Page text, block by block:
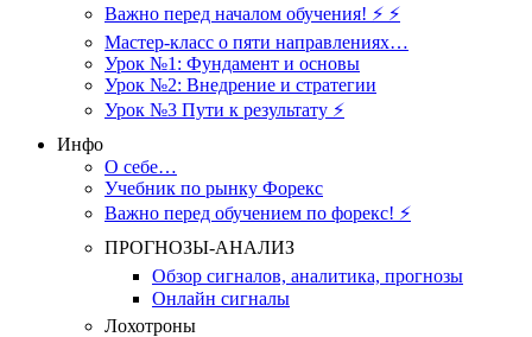
Важно перед началом обучения! ⚡ ⚡
Мастер-класс о пяти направлениях…
Урок №1: Фундамент и основы
Урок №2: Внедрение и стратегии
Урок №3 Пути к результату ⚡️
Инфо
О себе…
Учебник по рынку Форекс
Важно перед обучением по форекс! ⚡
ПРОГНОЗЫ-АНАЛИЗ
Обзор сигналов, аналитика, прогнозы
Онлайн сигналы
Лохотроны